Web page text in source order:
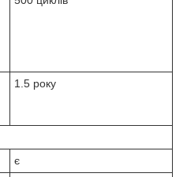
1.5 року
є